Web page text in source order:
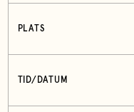
PLATS
TID/DATUM